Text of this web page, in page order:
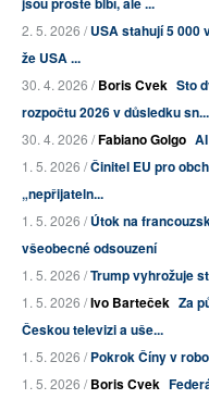
2. 5. 2026 /USA stahují 5 000
že USA ...
30. 4. 2026 /Boris Cvek Sto
rozpočtu 2026 v důsledku sn...
30. 4. 2026 /Fabiano Golgo
1. 5. 2026 /Činitel EU pro
„nepřijateln...
1. 5. 2026 /Útok na
všeobecné odsouzení
1. 5. 2026 /Trump vyhrožuje
1. 5. 2026 /Ivo Barteček Za
Českou televizi a uše...
1. 5. 2026 /Pokrok Číny v
1. 5. 2026 /Boris Cvek